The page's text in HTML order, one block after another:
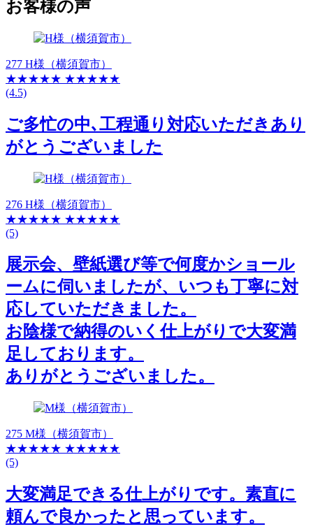
お客様の声
277 H様（横須賀市）
★★★★★ ★★★★★
(4.5)
ご多忙の中､工程通り対応いただきあり
がとうございました
276 H様（横須賀市）
★★★★★ ★★★★★
(5)
展示会、壁紙選び等で何度かショール
ームに伺いましたが、いつも丁寧に対
応していただきました。
お陰様で納得のいく仕上がりで大変満
足しております。
ありがとうございました。
275 M様（横須賀市）
★★★★★ ★★★★★
(5)
大変満足できる仕上がりです。素直に
頼んで良かったと思っています。